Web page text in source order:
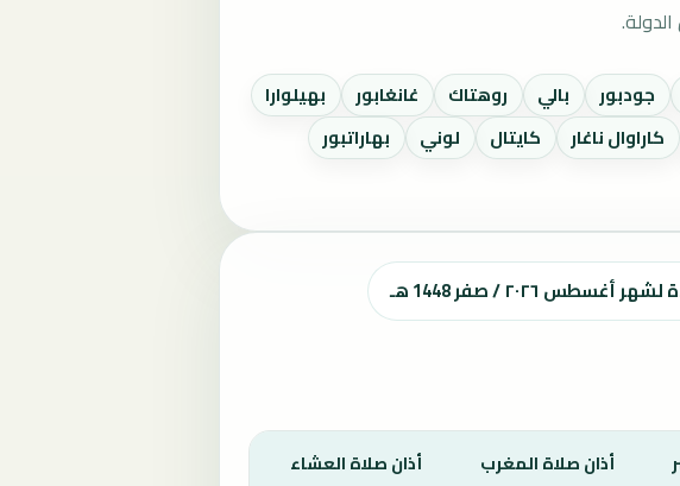
جودبور بالي روهتاك غانغابور
بهيلوارا
كاراوال ناغار كايتال لوني
بهاراتبور
٢٠٢٦ / صفر 1448 هـ
أذان صلاة المغرب أذان صلاة العشاء